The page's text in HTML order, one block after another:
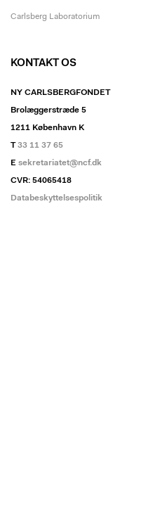
Carlsberg Laboratorium
KONTAKT OS
NY CARLSBERGFONDET
Brolæggerstræde 5
1211 København K
T33 11 37 65
E sekretariatet@ncf.dk
CVR: 54065418
Databeskyttelsespolitik